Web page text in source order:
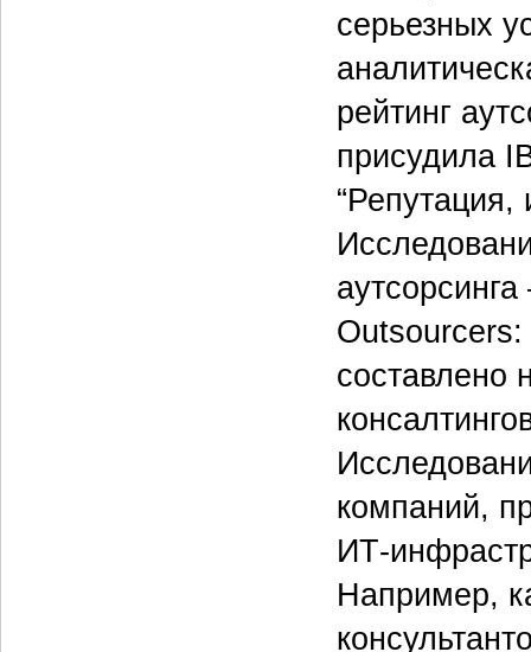
серьезных
рейтинг
присудила
“Репутация,
составлено
компаний,
ИТ-
Например,